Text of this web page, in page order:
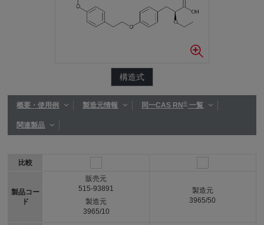
構造式
概要・使用例 製造元情報 同一CAS RN®一覧
関連製品
比較
製品コー
ド
販売元
515-93891
製造元
3965/10
製造元
3965/50